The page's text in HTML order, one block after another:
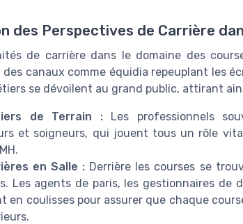
des Perspectives de Carrière
de carrière dans le domaine des
des canaux comme équidia repeuplant les
se dévoilent au grand public, attirant
de Terrain :Les professionnels
et soigneurs, qui jouent tous un rôle
en Salle : Derrière les courses se
Les agents de paris, les gestionnaires
en coulisses pour assurer que chaque